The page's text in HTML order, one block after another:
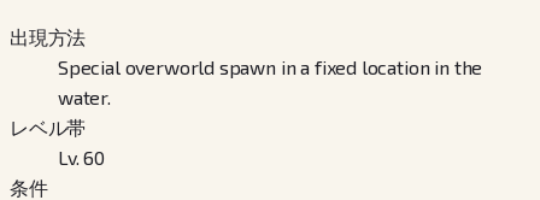
出現方法
Special overworld spawn in a fixed location in the
water.
レベル帯
Lv. 60
条件